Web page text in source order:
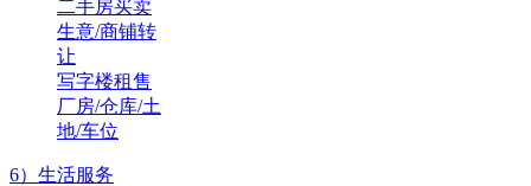
二手房买卖
生意/商铺转
让
写字楼租售
厂房/仓库/土
地/车位
6）生活服务